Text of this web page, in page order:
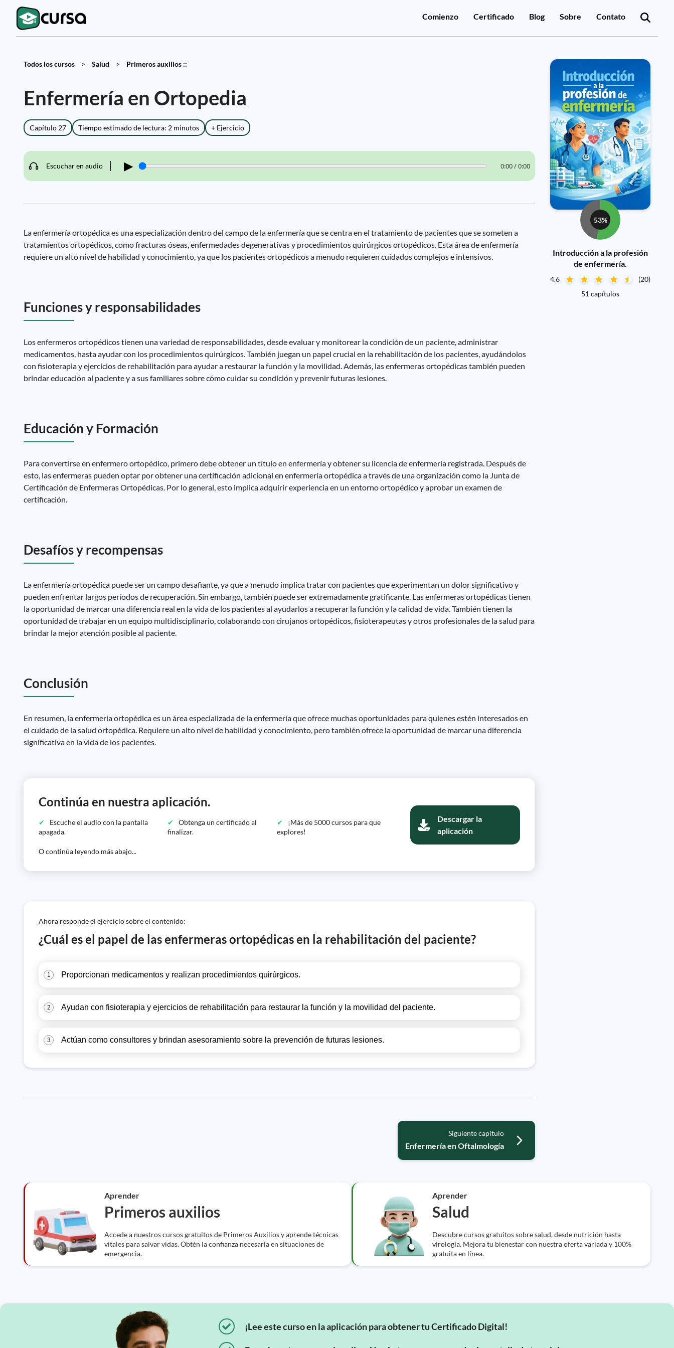
Comienzo Certificado Blog Sobre Contato
Todos los cursos > Salud > Primeros auxilios ::
Enfermería en Ortopedia
Capítulo 27 Tiempo estimado de lectura: 2 minutos + Ejercicio
Escuchar en audio ▶ 0:00 / 0:00
La enfermería ortopédica es una especialización dentro del campo de la enfermería que se centra en el tratamiento de pacientes que se someten a
tratamientos ortopédicos, como fracturas óseas, enfermedades degenerativas y procedimientos quirúrgicos ortopédicos. Esta área de enfermería
requiere un alto nivel de habilidad y conocimiento, ya que los pacientes ortopédicos a menudo requieren cuidados complejos e intensivos.
Funciones y responsabilidades
Los enfermeros ortopédicos tienen una variedad de responsabilidades, desde evaluar y monitorear la condición de un paciente, administrar
medicamentos, hasta ayudar con los procedimientos quirúrgicos. También juegan un papel crucial en la rehabilitación de los pacientes, ayudándolos
con fisioterapia y ejercicios de rehabilitación para ayudar a restaurar la función y la movilidad. Además, las enfermeras ortopédicas también pueden
brindar educación al paciente y a sus familiares sobre cómo cuidar su condición y prevenir futuras lesiones.
Educación y Formación
Para convertirse en enfermero ortopédico, primero debe obtener un título en enfermería y obtener su licencia de enfermería registrada. Después de
esto, las enfermeras pueden optar por obtener una certificación adicional en enfermería ortopédica a través de una organización como la Junta de
Certificación de Enfermeras Ortopédicas. Por lo general, esto implica adquirir experiencia en un entorno ortopédico y aprobar un examen de
certificación.
Desafíos y recompensas
La enfermería ortopédica puede ser un campo desafiante, ya que a menudo implica tratar con pacientes que experimentan un dolor significativo y
pueden enfrentar largos períodos de recuperación. Sin embargo, también puede ser extremadamente gratificante. Las enfermeras ortopédicas tienen
la oportunidad de marcar una diferencia real en la vida de los pacientes al ayudarlos a recuperar la función y la calidad de vida. También tienen la
oportunidad de trabajar en un equipo multidisciplinario, colaborando con cirujanos ortopédicos, fisioterapeutas y otros profesionales de la salud para
brindar la mejor atención posible al paciente.
Conclusión
En resumen, la enfermería ortopédica es un área especializada de la enfermería que ofrece muchas oportunidades para quienes estén interesados ​​en
el cuidado de la salud ortopédica. Requiere un alto nivel de habilidad y conocimiento, pero también ofrece la oportunidad de marcar una diferencia
significativa en la vida de los pacientes.
Continúa en nuestra aplicación.
Escuche el audio con la pantalla
apagada.
Obtenga un certificado al
finalizar.
¡Más de 5000 cursos para que
explores!
O continúa leyendo más abajo...
Descargar la
aplicación
Ahora responde el ejercicio sobre el contenido:
¿Cuál es el papel de las enfermeras ortopédicas en la rehabilitación del paciente?
1 Proporcionan medicamentos y realizan procedimientos quirúrgicos.
2 Ayudan con fisioterapia y ejercicios de rehabilitación para restaurar la función y la movilidad del paciente.
3 Actúan como consultores y brindan asesoramiento sobre la prevención de futuras lesiones.
Siguiente capítulo
Enfermería en Oftalmología
53%
Introducción a la profesión
de enfermería.
4.6
(20)
51 capítulos
Aprender
Primeros auxilios
Accede a nuestros cursos gratuitos de Primeros Auxilios y aprende técnicas
vitales para salvar vidas. Obtén la confianza necesaria en situaciones de
emergencia.
Aprender
Salud
Descubre cursos gratuitos sobre salud, desde nutrición hasta
virología. Mejora tu bienestar con nuestra oferta variada y 100%
gratuita en línea.
¡Lee este curso en la aplicación para obtener tu Certificado Digital!